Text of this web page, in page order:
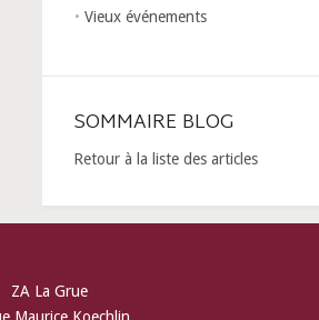
Vieux événements
SOMMAIRE BLOG
Retour à la liste des articles
ZA La Grue